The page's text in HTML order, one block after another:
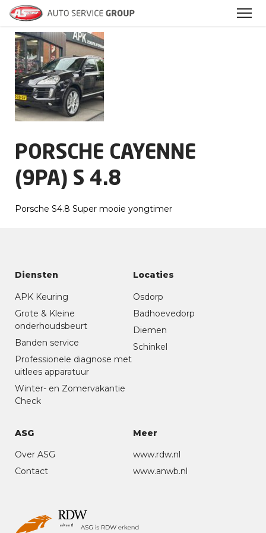
Archieven
PORSCHE CAYENNE
(9PA) S 4.8
Porsche S4.8 Super mooie yongtimer
Diensten
APK Keuring
Grote & Kleine
onderhoudsbeurt
Banden service
Professionele diagnose met
uitlees apparatuur
Winter- en Zomervakantie
Check
Locaties
Osdorp
Badhoevedorp
Diemen
Schinkel
ASG
Over ASG
Contact
Meer
www.rdw.nl
www.anwb.nl